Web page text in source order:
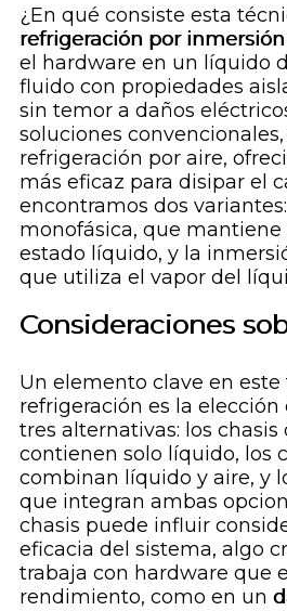
¿En qué consiste esta
refrigeración por inmersión
el hardware en un líquido
fluido con propiedades
sin temor a daños
soluciones
refrigeración por aire,
más eficaz para disipar el
encontramos dos
monofásica, que
estado líquido, y la
que utiliza el vapor del
Consideraciones
Un elemento clave en este
refrigeración es la elección
tres alternativas: los chasis
contienen solo líquido, los
combinan líquido y aire, y
que integran ambas
chasis puede influir
eficacia del sistema, algo
trabaja con hardware que
rendimiento, como en un